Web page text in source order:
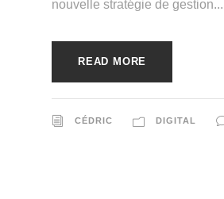
nouvelle stratégie de gestion...
READ MORE
CÉDRIC DIGITAL